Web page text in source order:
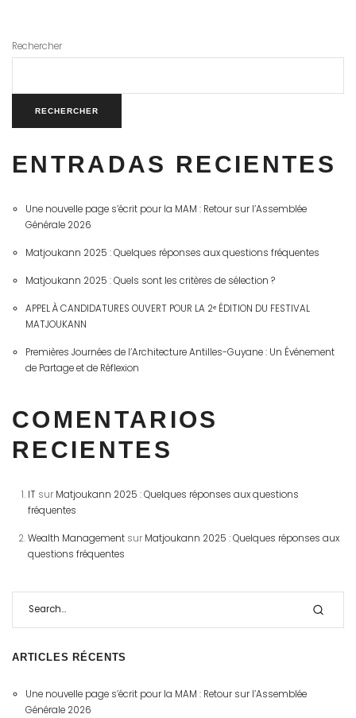
Rechercher
RECHERCHER
ENTRADAS RECIENTES
Une nouvelle page s’écrit pour la MAM : Retour sur l’Assemblée
Générale 2026
Matjoukann 2025 : Quelques réponses aux questions fréquentes
Matjoukann 2025 : Quels sont les critères de sélection ?
APPEL À CANDIDATURES OUVERT POUR LA 2ᵉ ÉDITION DU FESTIVAL
MATJOUKANN
Premières Journées de l’Architecture Antilles-Guyane : Un Événement
de Partage et de Réflexion
COMENTARIOS
RECIENTES
IT sur Matjoukann 2025 : Quelques réponses aux questions
fréquentes
Wealth Management sur Matjoukann 2025 : Quelques réponses aux
questions fréquentes
ARTICLES RÉCENTS
Une nouvelle page s’écrit pour la MAM : Retour sur l’Assemblée
Générale 2026